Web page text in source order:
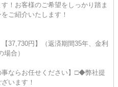
！お客様のご希望をしっかり踏ま
ご紹介いたします！
37,730円】（返済期間35年、金利
合）
事ならお任せください】□◆弊社提
います！